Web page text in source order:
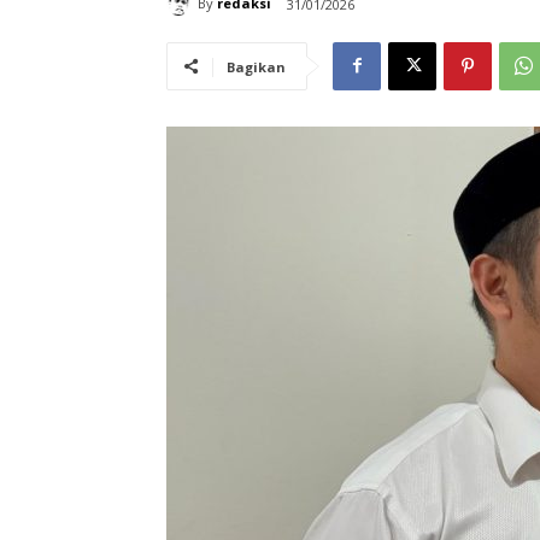
31/01/2026
Bagikan